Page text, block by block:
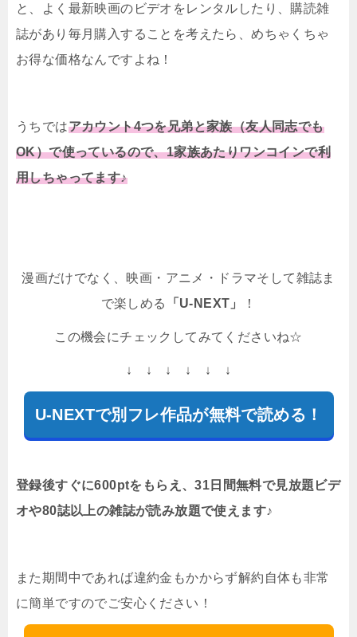
と、よく最新映画のビデオをレンタルしたり、購読雑
誌があり毎月購入することを考えたら、めちゃくちゃ
お得な価格なんですよね！
うちではアカウント4つを兄弟と家族（友人同志でも
OK）で使っているので、1家族あたりワンコインで利
用しちゃってます♪
漫画だけでなく、映画・アニメ・ドラマそして雑誌ま
で楽しめる
「U-NEXT」 ！
この機会にチェックしてみてくださいね☆
↓ ↓ ↓ ↓ ↓ ↓
U-NEXTで別フレ作品が無料で読める！
登録後すぐに600ptをもらえ、31日間無料で見放題ビデ
オや80誌以上の雑誌が読み放題で使えます♪
また期間中であれば違約金もかからず解約自体も非常
に簡単ですのでご安心ください！